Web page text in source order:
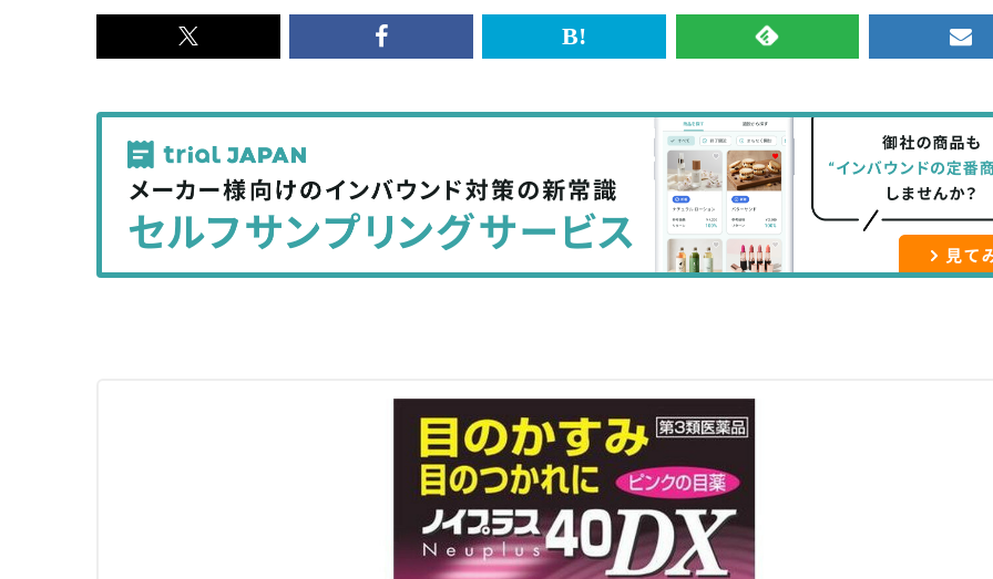
x<br>
記
事
を
シ
ェ
Facebook<br>
記
を
シ
ェ
は
な
ッ
ク
マ
追
加
RSS
記
事
を
購
読
メ
マ
ガ
登
録
す